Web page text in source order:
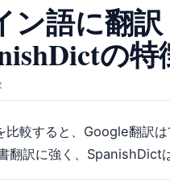
ン語に翻
の
比較すると、Google翻訳
翻訳に強く、SpanishDict